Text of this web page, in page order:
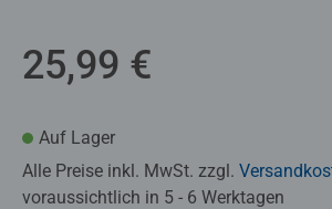
25,99 €
Auf Lager
Alle Preise inkl. MwSt. zzgl.
voraussichtlich in 5 - 6 Werktagen